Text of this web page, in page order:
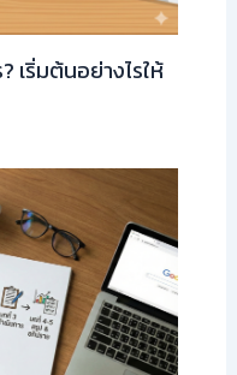
เริ่มต้นอย่างไรให้